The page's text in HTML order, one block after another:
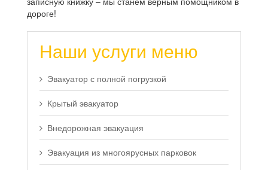
дороге!
Наши услуги меню
Эвакуатор с полной погрузкой
Крытый эвакуатор
Внедорожная эвакуация
Эвакуация из многоярусных парковок